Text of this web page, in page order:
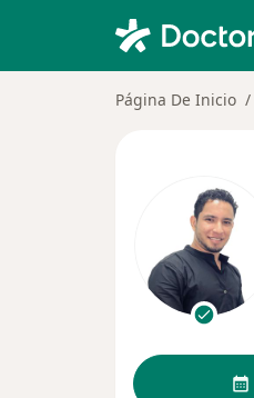
Página De Inicio